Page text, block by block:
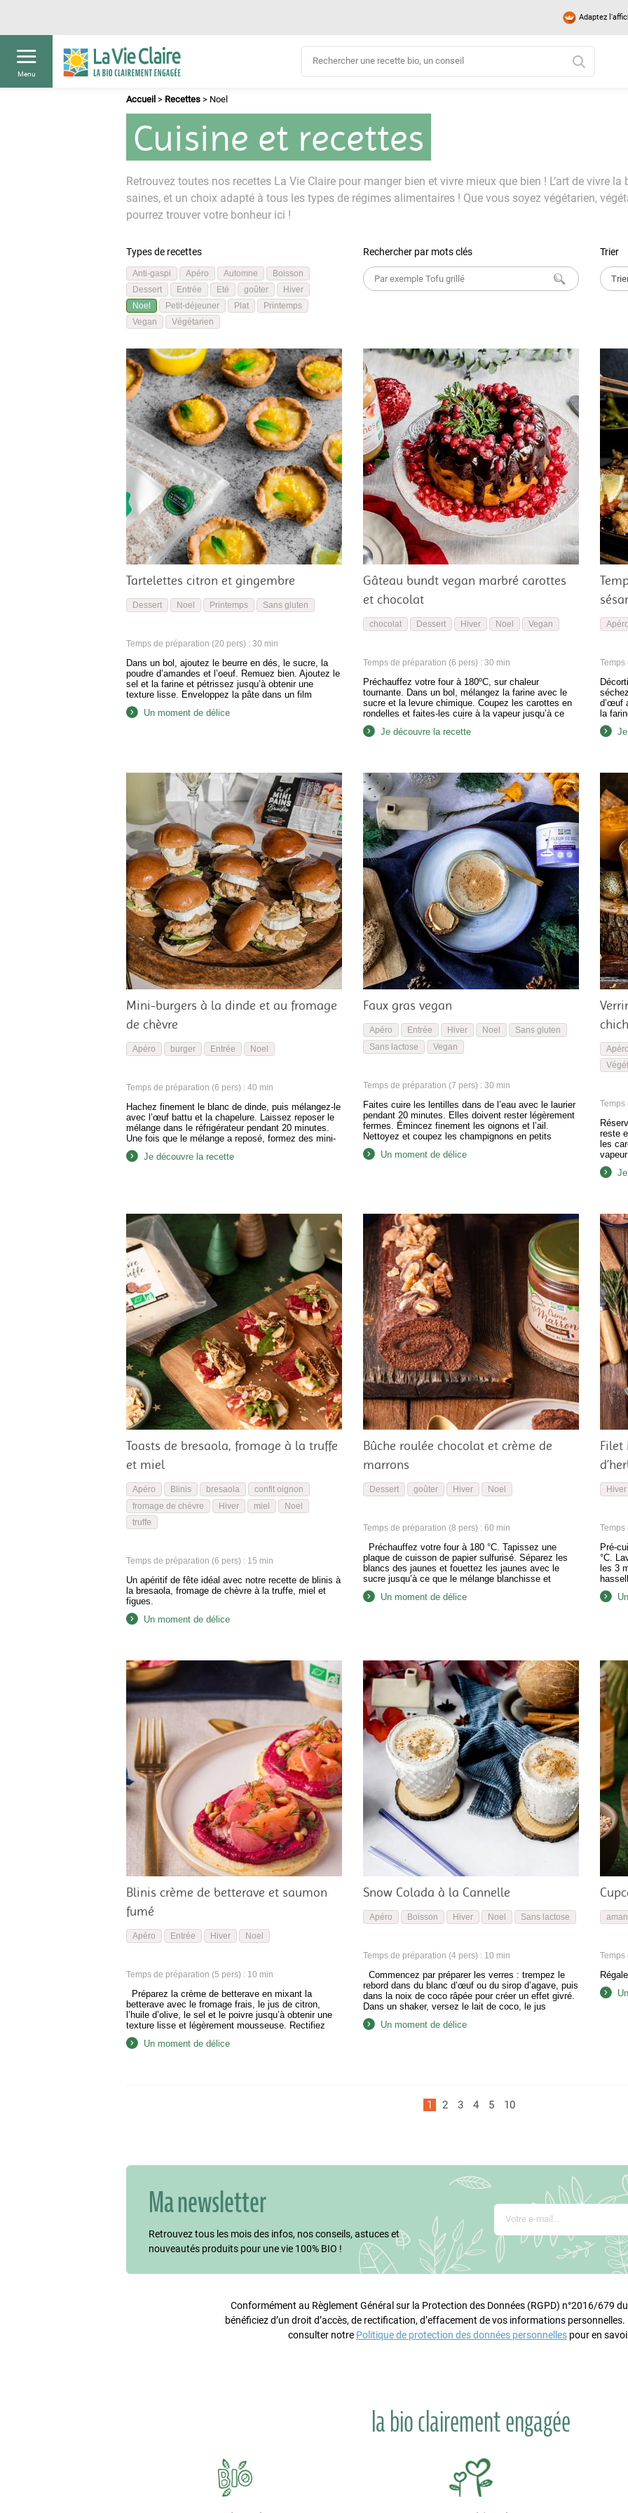
Adaptez
Menu
Accueil > Recettes> Noel
Cuisine et recettes
Retrouvez toutes nos recettes La Vie Claire pour manger bien et vivre mieux que bien ! L’art de vivre
saines, et un choix adapté à tous les types de régimes alimentaires ! Que vous soyez végétarien,
pourrez trouver votre bonheur ici !
Types de recettes
Anti-gaspi Apéro Automne
Boisson
Dessert
Entrée Eté goûter
Hiver
Noel
Petit-déjeuner Plat
Printemps
Vegan
Végétarien
Rechercher par mots clés Trier
Tartelettes citron et gingembre
Dessert Noel Printemps Sans gluten
Temps de préparation (20 pers) : 30 min
Dans un bol, ajoutez le beurre en dés, le sucre, la
poudre d’amandes et l’oeuf. Remuez bien. Ajoutez le
sel et la farine et pétrissez jusqu’à obtenir une
texture lisse. Enveloppez la pâte dans un film
plastique et mettez-la au réfrigérateur jusqu’au
lendemain. Puis, divisez la pâte en 20 petites
Un moment de délice
Gâteau bundt vegan marbré carottes
et chocolat
chocolat Dessert Hiver Noel Vegan
Temps de préparation (6 pers) : 30 min
Préchauffez votre four à 180ºC, sur chaleur
tournante. Dans un bol, mélangez la farine avec le
sucre et la levure chimique. Coupez les carottes en
rondelles et faites-les cuire à la vapeur jusqu’à ce
qu’elles soient tendres. Écrasez-les avec 100 g de
compote de pommes et 25 g d’huile d’olive. Ajoutez
Je découvre la recette
Apéro
Temps
d’œuf
la
l’huile
Mini-burgers à la dinde et au fromage
de chèvre
Apéro burger Entrée Noel
Temps de préparation (6 pers) : 40 min
Hachez finement le blanc de dinde, puis mélangez-le
avec l’œuf battu et la chapelure. Laissez reposer le
mélange dans le réfrigérateur pendant 20 minutes.
Une fois que le mélange a reposé, formez des mini-
burgers et faites-les frire dans une poêle des deux
côtés jusqu’à ce que la viande soit bien cuite.
Je découvre la recette
Faux gras vegan
Apéro Entrée Hiver Noel
Sans gluten
Sans lactose
Vegan
Temps de préparation (7 pers) : 30 min
Faites cuire les lentilles dans de l’eau avec le laurier
pendant 20 minutes. Elles doivent rester légèrement
fermes. Émincez finement les oignons et l’ail.
Nettoyez et coupez les champignons en petits
morceaux. Dans une poêle, faites revenir les oignons
et l’ail dans l’huile d’olive jusqu’à ce qu’ils soient
Un moment de délice
Apéro
Temps
reste
les
Toasts de bresaola, fromage à la truffe
et miel
Apéro Blinis bresaola
confit oignon
fromage de chèvre
Hiver miel
Noel
truffe
Temps de préparation (6 pers) : 15 min
Un apéritif de fête idéal avec notre recette de blinis à
la bresaola, fromage de chèvre à la truffe, miel et
figues.
Un moment de délice
Bûche roulée chocolat et crème de
marrons
Dessert goûter Hiver Noel
Temps de préparation (8 pers) : 60 min
Préchauffez votre four à 180 °C. Tapissez une
plaque de cuisson de papier sulfurisé. Séparez les
blancs des jaunes et fouettez les jaunes avec le
sucre jusqu’à ce que le mélange blanchisse et
double de volume. Ajoutez la farine, le cacao et le
sel tamisés, en mélangeant délicatement. Montez
Un moment de délice
Filet
Hiver
Temps
Pré-
°C.
les 3
les
Blinis crème de betterave et saumon
fumé
Apéro Entrée Hiver Noel
Temps de préparation (5 pers) : 10 min
Préparez la crème de betterave en mixant la
betterave avec le fromage frais, le jus de citron,
l’huile d’olive, le sel et le poivre jusqu’à obtenir une
texture lisse et légèrement mousseuse. Rectifiez
l’assaisonnement selon votre goût. Réservez au
frais. Torréfiez les pignons de cèdre en les faisant
Un moment de délice
Snow Colada à la Cannelle
Apéro Boisson Hiver Noel Sans lactose
Temps de préparation (4 pers) : 10 min
Commencez par préparer les verres : trempez le
rebord dans du blanc d’œuf ou du sirop d’agave, puis
dans la noix de coco râpée pour créer un effet givré.
Dans un shaker, versez le lait de coco, le jus
d’ananas et une pincée de cannelle. Ajoutez
quelques glaçons et secouez énergiquement pendant
Un moment de délice
Temps
1 2 3 4 5 10
Ma newsletter
Retrouvez tous les mois des infos, nos conseils, astuces et
nouveautés produits pour une vie 100% BIO !
Conformément au Règlement Général sur la Protection des Données (RGPD) n°2016/679
bénéficiez d’un droit d’accès, de rectification, d’effacement de vos informations
consulter notre Politique de protection des données personnelles pour en
la bio clairement engagée